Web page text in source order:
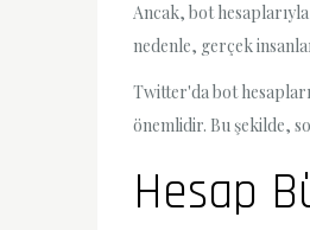
Ancak, bot
nedenle, gerçek
Twitter'da bot
önemlidir. Bu şekilde,
Hesap